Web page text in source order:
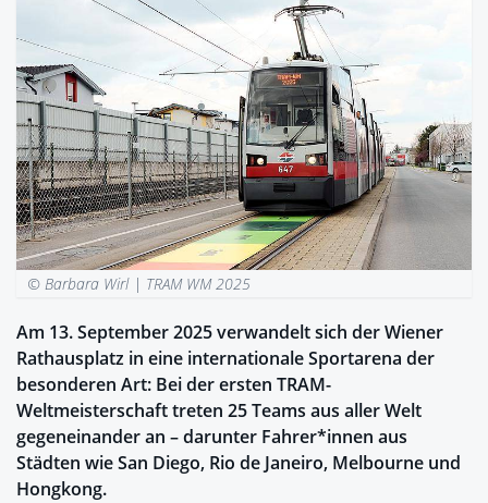
© Barbara Wirl | TRAM WM 2025
Am 13. September 2025 verwandelt sich der Wiener
Rathausplatz in eine internationale Sportarena der
besonderen Art: Bei der ersten TRAM-
Weltmeisterschaft treten 25 Teams aus aller Welt
gegeneinander an – darunter Fahrer*innen aus
Städten wie San Diego, Rio de Janeiro, Melbourne und
Hongkong.